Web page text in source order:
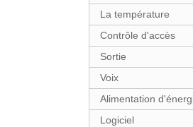
La température
Contrôle d'accès
Sortie
Voix
Alimentation
Logiciel